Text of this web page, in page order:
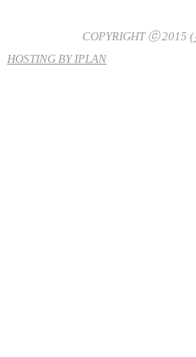
COPYRIGHT ⓒ 2015 (
HOSTING BY IPLAN